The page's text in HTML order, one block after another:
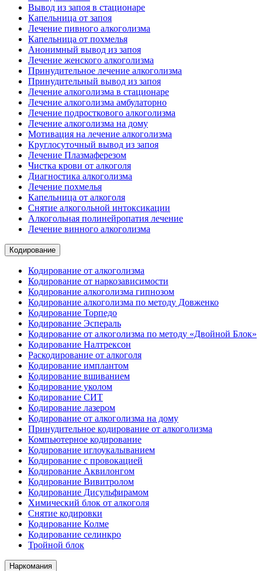
Вывод из запоя в стационаре
Капельница от запоя
Лечение пивного алкоголизма
Капельница от похмелья
Анонимный вывод из запоя
Лечение женского алкоголизма
Принудительное лечение алкоголизма
Принудительный вывод из запоя
Лечение алкоголизма в стационаре
Лечение алкоголизма амбулаторно
Лечение подросткового алкоголизма
Лечение алкоголизма на дому
Мотивация на лечение алкоголизма
Круглосуточный вывод из запоя
Лечение Плазмаферезом
Чистка крови от алкоголя
Диагностика алкоголизма
Лечение похмелья
Капельница от алкоголя
Снятие алкогольной интоксикации
Алкогольная полинейропатия лечение
Лечение винного алкоголизма
Кодирование
Кодирование от алкоголизма
Кодирование от наркозависимости
Кодирование алкоголизма гипнозом
Кодирование алкоголизма по методу Довженко
Кодирование Торпедо
Кодирование Эспераль
Кодирование от алкоголизма по методу «Двойной Блок»
Кодирование Налтрексон
Раскодирование от алкоголя
Кодирование имплантом
Кодирование вшиванием
Кодирование уколом
Кодирование СИТ
Кодирование лазером
Кодирование от алкоголизма на дому
Принудительное кодирование от алкоголизма
Компьютерное кодирование
Кодирование иглоукалыванием
Кодирование с провокацией
Кодирование Аквилонгом
Кодирование Вивитролом
Кодирование Дисульфирамом
Химический блок от алкоголя
Снятие кодировки
Кодирование Колме
Кодирование селинкро
Тройной блок
Наркомания